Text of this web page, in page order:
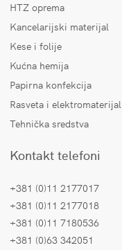
HTZ oprema
Kancelarijski materijal
Kese i folije
Kućna hemija
Papirna konfekcija
Rasveta i elektromaterijal
Tehnička sredstva
Kontakt telefoni
+381 (0)11 2177017
+381 (0)11 2177018
+381 (0)11 7180536
+381 (0)63 342051